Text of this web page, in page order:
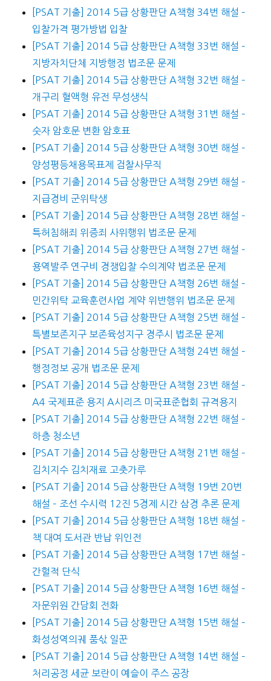
[PSAT 기출] 2014 5급 상황판단 A책형 34번 해설 –
입찰가격 평가방법 입찰
[PSAT 기출] 2014 5급 상황판단 A책형 33번 해설 –
지방자치단체 지방행정 법조문 문제
[PSAT 기출] 2014 5급 상황판단 A책형 32번 해설 –
개구리 혈액형 유전 무성생식
[PSAT 기출] 2014 5급 상황판단 A책형 31번 해설 –
숫자 암호문 변환 암호표
[PSAT 기출] 2014 5급 상황판단 A책형 30번 해설 –
양성평등채용목표제 검찰사무직
[PSAT 기출] 2014 5급 상황판단 A책형 29번 해설 –
지급경비 군위탁생
[PSAT 기출] 2014 5급 상황판단 A책형 28번 해설 –
특허침해죄 위증죄 사위행위 법조문 문제
[PSAT 기출] 2014 5급 상황판단 A책형 27번 해설 –
용역발주 연구비 경쟁입찰 수의계약 법조문 문제
[PSAT 기출] 2014 5급 상황판단 A책형 26번 해설 –
민간위탁 교육훈련사업 계약 위반행위 법조문 문제
[PSAT 기출] 2014 5급 상황판단 A책형 25번 해설 –
특별보존지구 보존육성지구 경주시 법조문 문제
[PSAT 기출] 2014 5급 상황판단 A책형 24번 해설 –
행정정보 공개 법조문 문제
[PSAT 기출] 2014 5급 상황판단 A책형 23번 해설 –
A4 국제표준 용지 A시리즈 미국표준협회 규격용지
[PSAT 기출] 2014 5급 상황판단 A책형 22번 해설 –
하층 청소년
[PSAT 기출] 2014 5급 상황판단 A책형 21번 해설 –
김치지수 김치재료 고춧가루
[PSAT 기출] 2014 5급 상황판단 A책형 19번 20번
해설 – 조선 수시력 12진 5경제 시간 삼경 추론 문제
[PSAT 기출] 2014 5급 상황판단 A책형 18번 해설 –
책 대여 도서관 반납 위인전
[PSAT 기출] 2014 5급 상황판단 A책형 17번 해설 –
간헐적 단식
[PSAT 기출] 2014 5급 상황판단 A책형 16번 해설 –
자문위원 간담회 전화
[PSAT 기출] 2014 5급 상황판단 A책형 15번 해설 –
화성성역의궤 품삯 일꾼
[PSAT 기출] 2014 5급 상황판단 A책형 14번 해설 –
처리공정 세균 보란이 예슬이 주스 공장